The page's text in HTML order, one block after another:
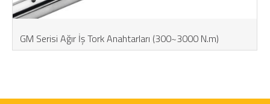
GM Serisi Ağır İş Tork Anahtarları (300~3000 N.m)